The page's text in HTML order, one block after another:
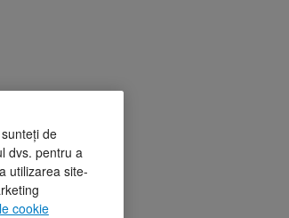
de
dvs. pentru a
utilizarea site-
cookie